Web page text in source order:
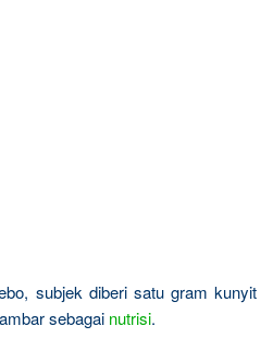
subjek diberi satu gram kunyit
sebagai nutrisi.